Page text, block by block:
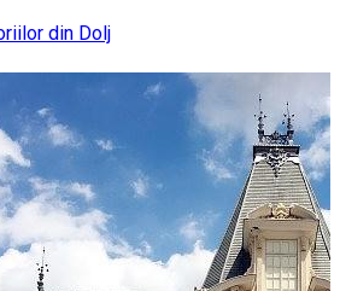
din Dolj